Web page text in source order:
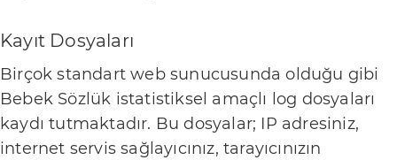
e
e
r
Kayıt Dosyaları
Birçok standart web sunucusunda olduğu gibi
Bebek Sözlük istatistiksel amaçlı log dosyaları
kaydı tutmaktadır. Bu dosyalar; IP adresiniz,
internet servis sağlayıcınız, tarayıcınızın